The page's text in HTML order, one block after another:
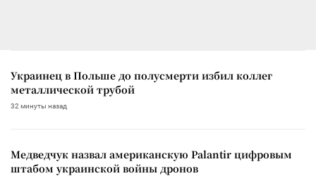
Украинец в Польше до полусмерти избил коллег
металлической трубой
32 минуты назад
Медведчук назвал американскую Palantir цифровым
штабом украинской войны дронов